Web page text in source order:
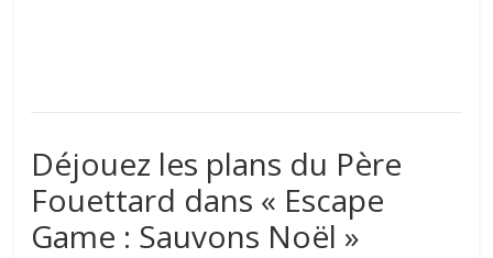
Déjouez les plans du Père
Fouettard dans « Escape
Game : Sauvons Noël »